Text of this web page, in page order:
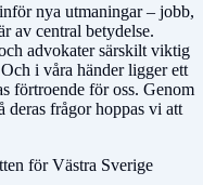
nya utmaningar – jobb,
av central betydelse.
advokater särskilt viktig
i våra händer ligger ett
förtroende för oss. Genom
deras frågor hoppas vi att
för Västra Sverige